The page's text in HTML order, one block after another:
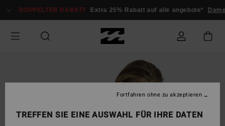
zur
springen
DOPPELTER RABATT Extra 25% Rabatt auf alle angebote* Damen
TREFFEN SIE EINE AUSWAHL FÜR IHRE DATEN
Fortfahren ohne zu akzeptieren